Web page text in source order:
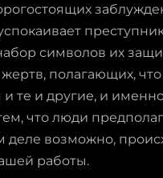
символов их
полагающих, что
те и другие, и
что люди
деле возможно,
работы.